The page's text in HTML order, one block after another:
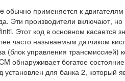
обычно применяется к
Эти производители включают,
Этот код в основном касается
часто называемым датчиком
(блок управления трансмиссией)
обнаруживает богатое
для банка 2, который